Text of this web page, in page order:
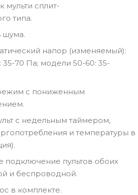
мульти сплит-
типа.
шума.
напор (изменяемый):
35-70 Па; модели 50-60: 35-
с пониженным
с недельным таймером,
и температуры в
пультов обоих
и беспроводной.
в комплекте.